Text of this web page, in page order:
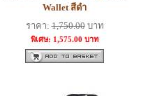
Wallet สีดำ
ราคา:1,750.00บาท
พิเศษ: 1,575.00 บาท